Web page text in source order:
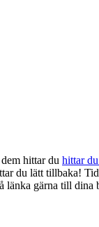
hittar du hittar
du lätt tillbaka!
länka gärna till